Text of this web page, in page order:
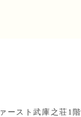
ースト武庫之荘1階